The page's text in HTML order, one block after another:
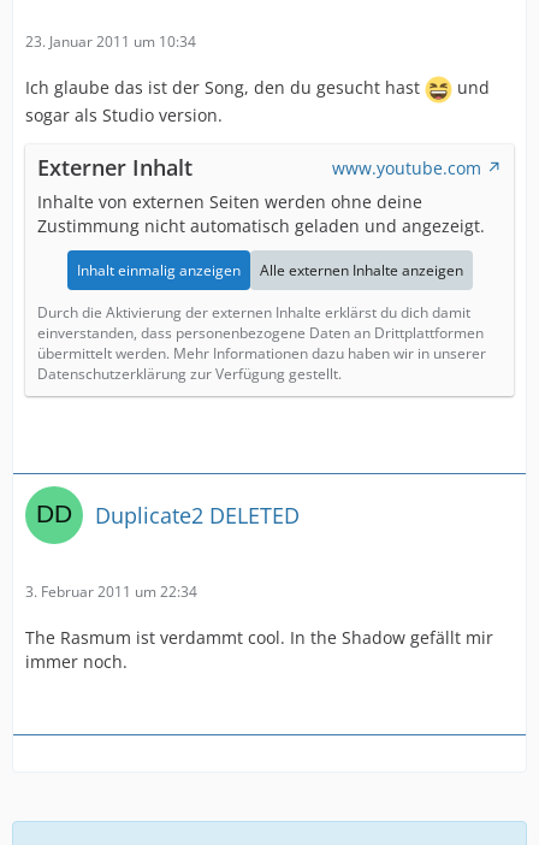
23. Januar 2011 um 10:34
Ich glaube das ist der Song, den du gesucht hast
und
sogar als Studio version.
Externer Inhalt
www.youtube.com
Inhalte von externen Seiten werden ohne deine
Zustimmung nicht automatisch geladen und angezeigt.
Inhalt einmalig anzeigen Alle externen Inhalte anzeigen
Durch die Aktivierung der externen Inhalte erklärst du dich damit
einverstanden, dass personenbezogene Daten an Drittplattformen
übermittelt werden. Mehr Informationen dazu haben wir in unserer
Datenschutzerklärung zur Verfügung gestellt.
Duplicate2 DELETED
3. Februar 2011 um 22:34
The Rasmum ist verdammt cool. In the Shadow gefällt mir
immer noch.